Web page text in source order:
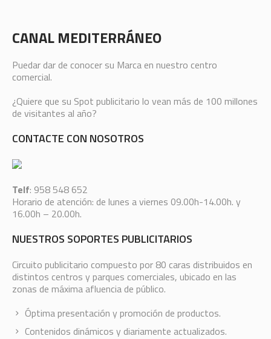
CANAL MEDITERRÁNEO
Puedar dar de conocer su Marca en nuestro centro
comercial.
¿Quiere que su Spot publicitario lo vean más de 100 millones
de visitantes al año?
CONTACTE CON NOSOTROS
Telf: 958 548 652
Horario de atención: de lunes a viernes 09.00h-14.00h. y
16.00h – 20.00h.
NUESTROS SOPORTES PUBLICITARIOS
Circuito publicitario compuesto por 80 caras distribuidos en
distintos centros y parques comerciales, ubicado en las
zonas de máxima afluencia de público.
Óptima presentación y promoción de productos.
Contenidos dinámicos y diariamente actualizados.